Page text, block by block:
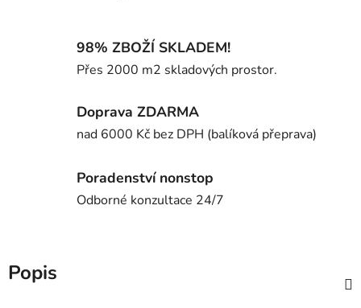
98% ZBOŽÍ SKLADEM!
Přes 2000 m2 skladových prostor.
Doprava ZDARMA
nad 6000 Kč bez DPH (balíková přeprava)
Poradenství nonstop
Odborné konzultace 24/7
Popis